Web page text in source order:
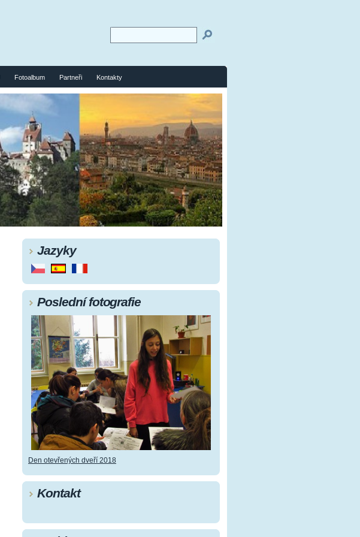
Fotoalbum Partneři Kontakty
Jazyky
Poslední fotografie
Den otevřených dveří 2018
Kontakt